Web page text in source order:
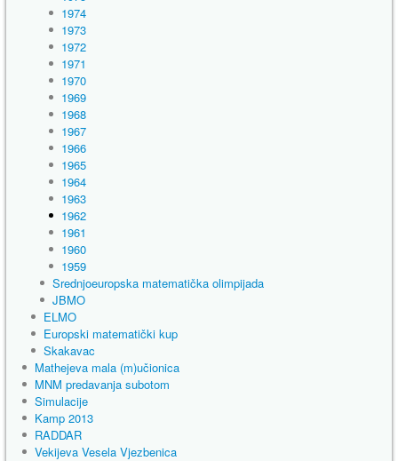
1974
1973
1972
1971
1970
1969
1968
1967
1966
1965
1964
1963
1962
1961
1960
1959
Srednjoeuropska matematička olimpijada
JBMO
ELMO
Europski matematički kup
Skakavac
Mathejeva mala (m)učionica
MNM predavanja subotom
Simulacije
Kamp 2013
RADDAR
Vekijeva Vesela Vjezbenica